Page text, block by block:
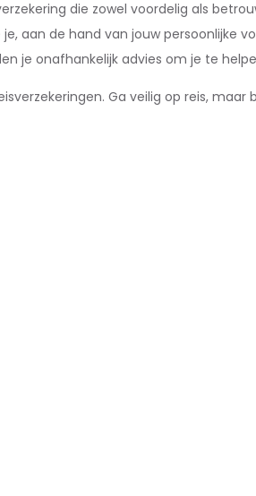
die zowel voordelig als
aan de hand van jouw persoonlijke
je onafhankelijk advies om je te
Ga veilig op reis,